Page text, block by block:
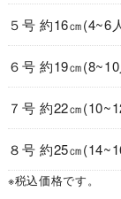
５号 約16㎝(4~6
６号 約19㎝
７号 約22㎝
８号 約25㎝
※税込価格です。